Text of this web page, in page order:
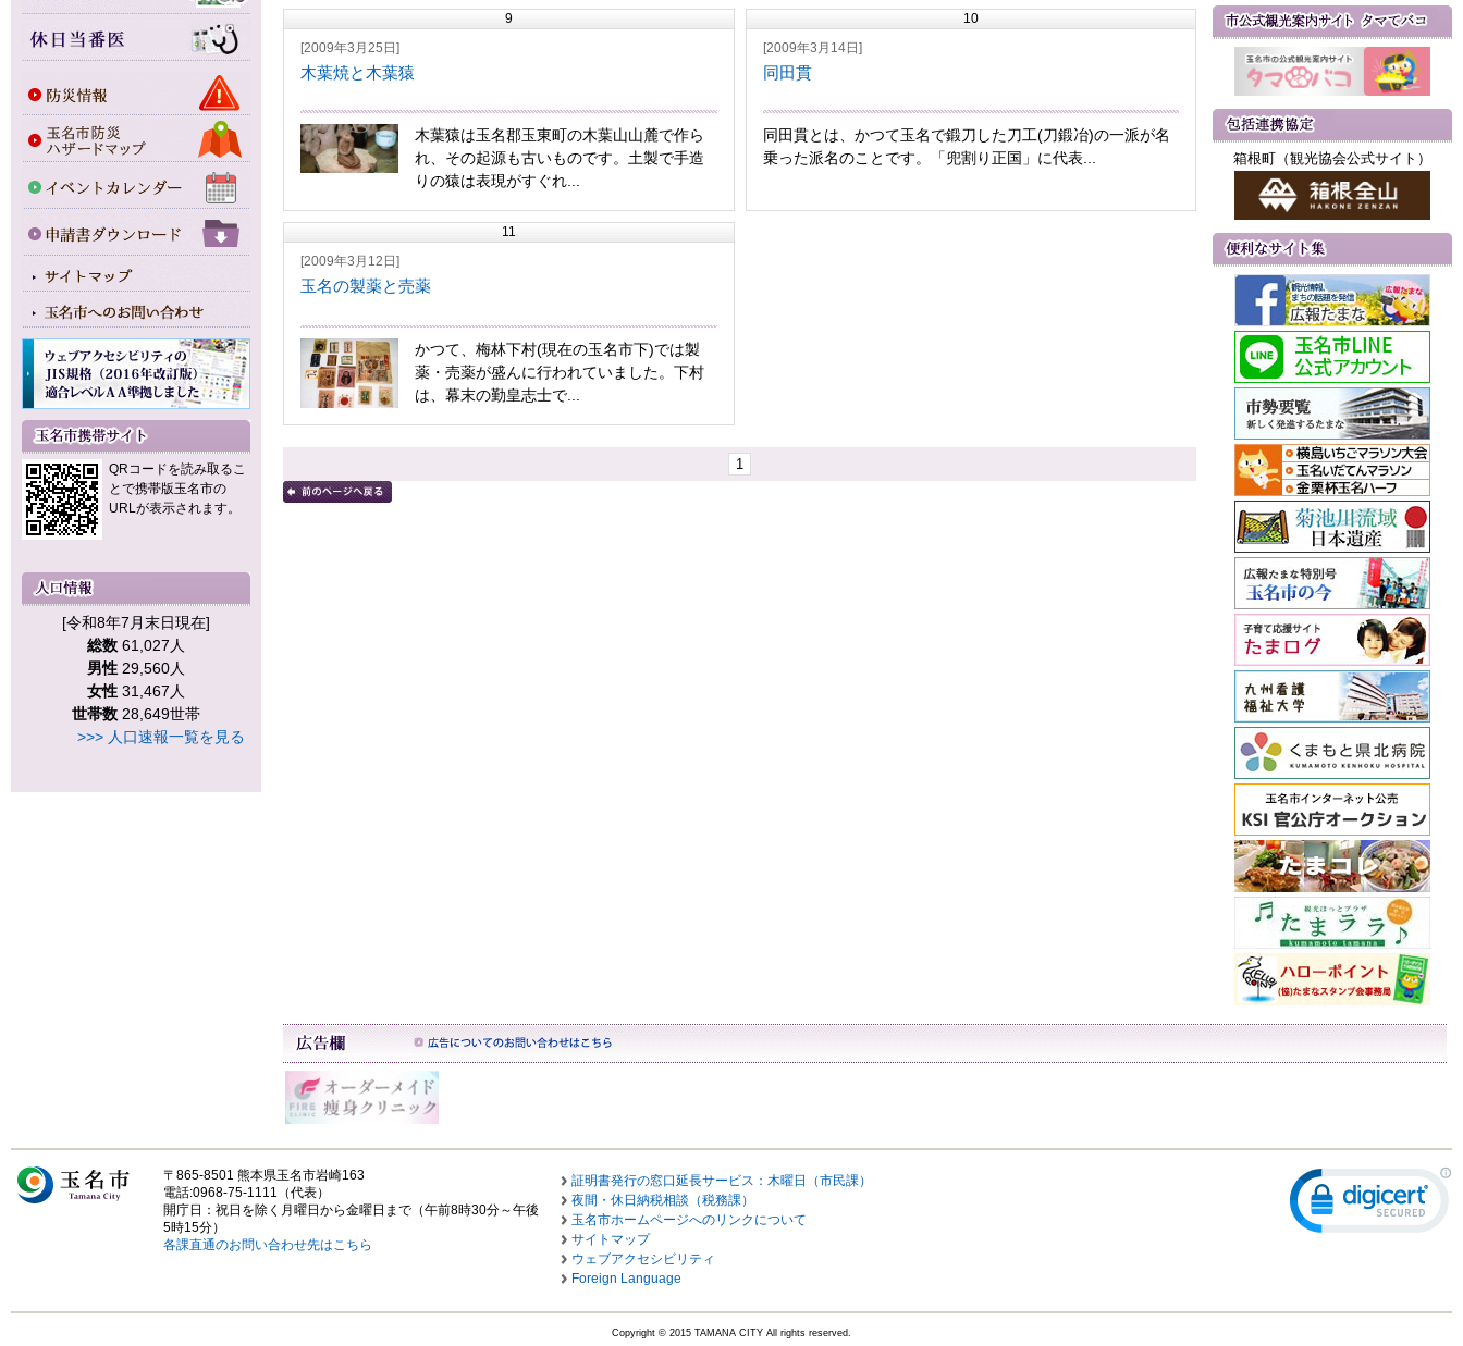
QRコードを読み取るこ
とで携帯版玉名市の
URLが表示されます。
[令和8年7月末日現在]
総数 61,027人
男性 29,560人
女性 31,467人
世帯数 28,649世帯
>>> 人口速報一覧を見る
9
[2009年3月25日]
木葉焼と木葉猿
木葉猿は玉名郡玉東町の木葉山山麓で作ら
れ、その起源も古いものです。土製で手造
りの猿は表現がすぐれ...
10
[2009年3月14日]
同田貫
同田貫とは、かつて玉名で鍛刀した刀工(刀鍛冶)の一派が名
乗った派名のことです。「兜割り正国」に代表...
11
[2009年3月12日]
玉名の製薬と売薬
かつて、梅林下村(現在の玉名市下)では製
薬・売薬が盛んに行われていました。下村
は、幕末の勤皇志士で...
1
箱根町（観光協会公式サイト）
〒865-8501 熊本県玉名市岩崎163
電話:0968-75-1111（代表）
開庁日：祝日を除く月曜日から金曜日まで（午前8時30分～午後
5時15分）
各課直通のお問い合わせ先はこちら
証明書発行の窓口延長サービス：木曜日（市民課）
夜間・休日納税相談（税務課）
玉名市ホームページへのリンクについて
サイトマップ
ウェブアクセシビリティ
Foreign Language
Copyright © 2015 TAMANA CITY All rights reserved.